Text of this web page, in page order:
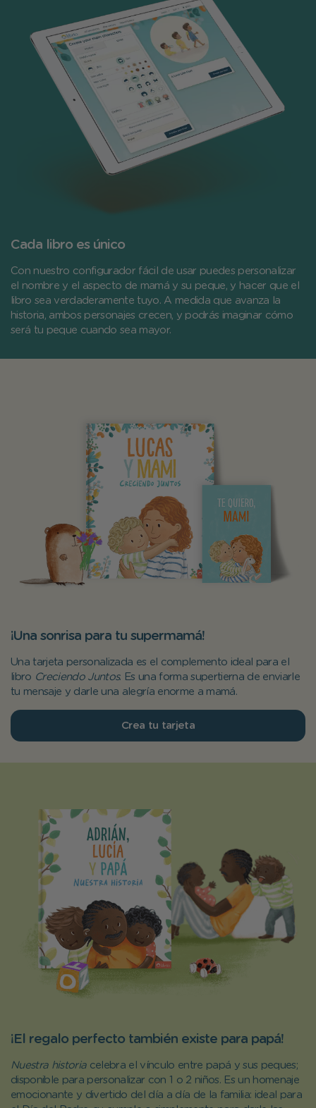
Cada libro es único
Con nuestro configurador fácil de usar puedes personalizar
el nombre y el aspecto de mamá y su peque, y hacer que el
libro sea verdaderamente tuyo. A medida que avanza la
historia, ambos personajes crecen, y podrás imaginar cómo
será tu peque cuando sea mayor.
¡Una sonrisa para tu supermamá!
Una tarjeta personalizada es el complemento ideal para el
libro Creciendo Juntos. Es una forma supertierna de enviarle
tu mensaje y darle una alegría enorme a mamá.
Crea tu tarjeta
¡El regalo perfecto también existe para papá!
Nuestra historiacelebra el vínculo entre papá y sus peques;
disponible para personalizar con 1 o 2 niños. Es un homenaje
emocionante y divertido del día a día de la familia: ideal para